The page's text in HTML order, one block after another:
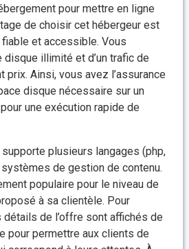
pour mettre en ligne
de choisir cet hébergeur est
et accessible. Vous
disque illimité et d’un trafic de
prix. Ainsi, vous avez l’assurance
disque nécessaire sur un
une exécution rapide de
supporte plusieurs langages (php,
systèmes de gestion de contenu.
populaire pour le niveau de
à sa clientèle. Pour
détails de l’offre sont affichés de
pour permettre aux clients de